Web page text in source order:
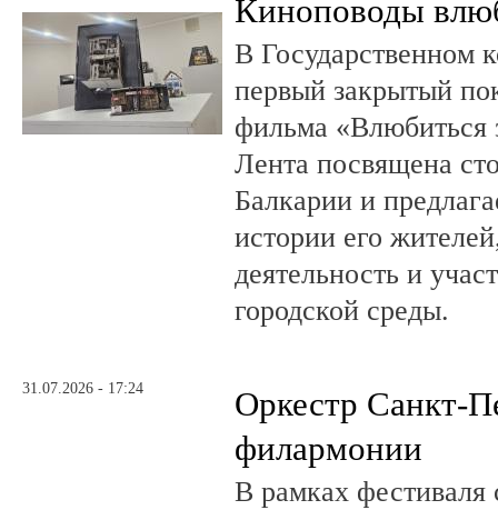
Киноповоды
В Государственном
первый закрытый
фильма «Влюбиться
Лента посвящена
Балкарии и
истории его
деятельность и
городской среды.
31.07.2026 - 17:24
Оркестр Санкт-
филармонии
В рамках